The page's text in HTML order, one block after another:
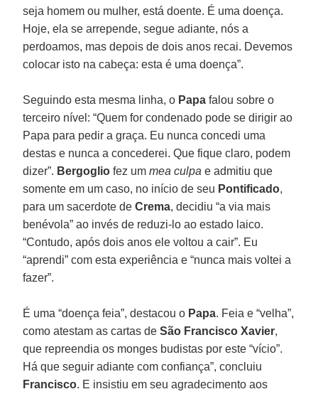
seja homem ou mulher, está doente. É uma doença.
Hoje, ela se arrepende, segue adiante, nós a
perdoamos, mas depois de dois anos recai. Devemos
colocar isto na cabeça: esta é uma doença”.
Seguindo esta mesma linha, o Papa falou sobre o
terceiro nível: “Quem for condenado pode se dirigir ao
Papa para pedir a graça. Eu nunca concedi uma
destas e nunca a concederei. Que fique claro, podem
dizer”. Bergoglio fez ummea culpa e admitiu que
somente em um caso, no início de seu Pontificado,
para um sacerdote deCrema, decidiu “a via mais
benévola” ao invés de reduzi-lo ao estado laico.
“Contudo, após dois anos ele voltou a cair”. Eu
“aprendi” com esta experiência e “nunca mais voltei a
fazer”.
É uma “doença feia”, destacou o Papa. Feia e “velha”,
como atestam as cartas deSão Francisco Xavier,
que repreendia os monges budistas por este “vício”.
Há que seguir adiante com confiança”, concluiu
Francisco. E insistiu em seu agradecimento aos